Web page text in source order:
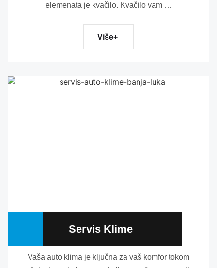
elemenata je kvačilo. Kvačilo vam …
Više+
Servis Klime
Vaša auto klima je ključna za vaš komfor tokom